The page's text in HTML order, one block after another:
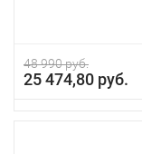
48 990 руб.
25 474,80 руб.